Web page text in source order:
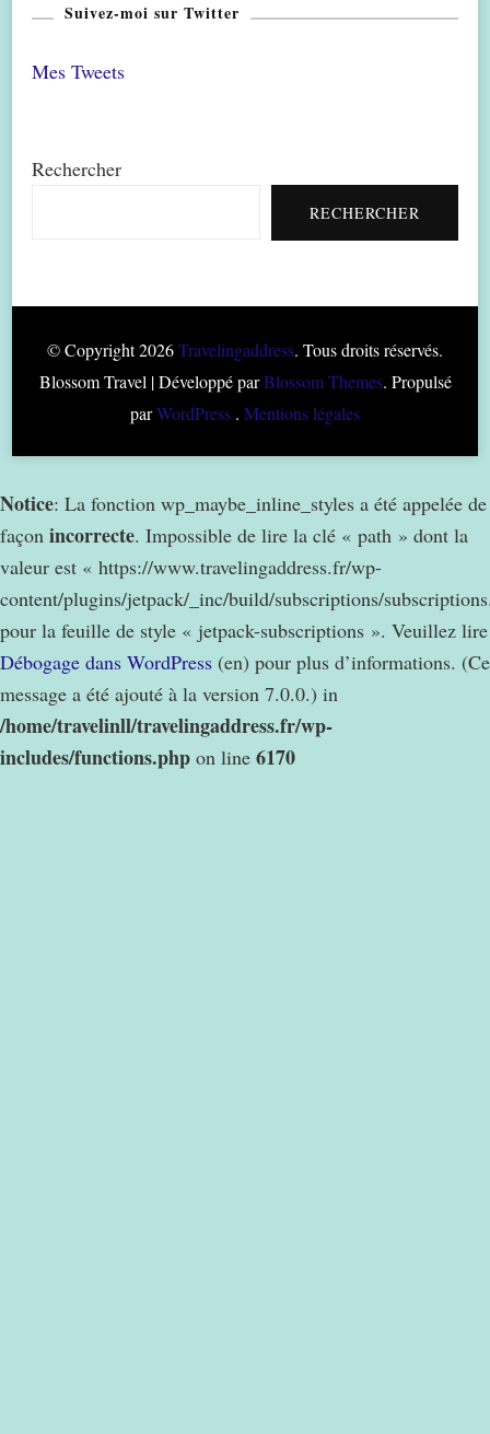
Suivez-moi sur Twitter
Mes Tweets
Rechercher
RECHERCHER
© Copyright 2026Travelingaddress. Tous droits réservés.
Blossom Travel | Développé parBlossom Themes. Propulsé
parWordPress . Mentions légales
Notice: La fonction wp_maybe_inline_styles a été appelée de
façon incorrecte. Impossible de lire la clé « path » dont la
valeur est « https://www.travelingaddress.fr/wp-
content/plugins/jetpack/_inc/build/subscriptions/
pour la feuille de style « jetpack-subscriptions ». Veuillez lire
Débogage dans WordPress (en) pour plus d’informations. (Ce
message a été ajouté à la version 7.0.0.) in
/home/travelinll/travelingaddress.fr/wp-
includes/functions.php on line 6170